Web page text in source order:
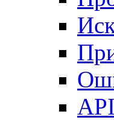
API